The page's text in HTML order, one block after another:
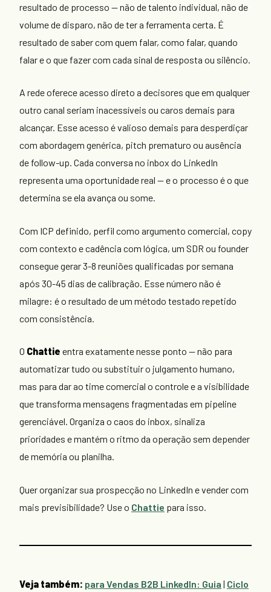
resultado de processo — não de talento individual, não de
volume de disparo, não de ter a ferramenta certa. É
resultado de saber com quem falar, como falar, quando
falar e o que fazer com cada sinal de resposta ou silêncio.
A rede oferece acesso direto a decisores que em qualquer
outro canal seriam inacessíveis ou caros demais para
alcançar. Esse acesso é valioso demais para desperdiçar
com abordagem genérica, pitch prematuro ou ausência
de follow-up. Cada conversa no inbox do LinkedIn
representa uma oportunidade real — e o processo é o que
determina se ela avança ou some.
Com ICP definido, perfil como argumento comercial, copy
com contexto e cadência com lógica, um SDR ou founder
consegue gerar 3-8 reuniões qualificadas por semana
após 30-45 dias de calibração. Esse número não é
milagre: é o resultado de um método testado repetido
com consistência.
O Chattie entra exatamente nesse ponto — não para
automatizar tudo ou substituir o julgamento humano,
mas para dar ao time comercial o controle e a visibilidade
que transforma mensagens fragmentadas em pipeline
gerenciável. Organiza o caos do inbox, sinaliza
prioridades e mantém o ritmo da operação sem depender
de memória ou planilha.
Quer organizar sua prospecção no LinkedIn e vender com
mais previsibilidade? Use o Chattie para isso.
Veja também: para Vendas B2B LinkedIn: Guia | Ciclo